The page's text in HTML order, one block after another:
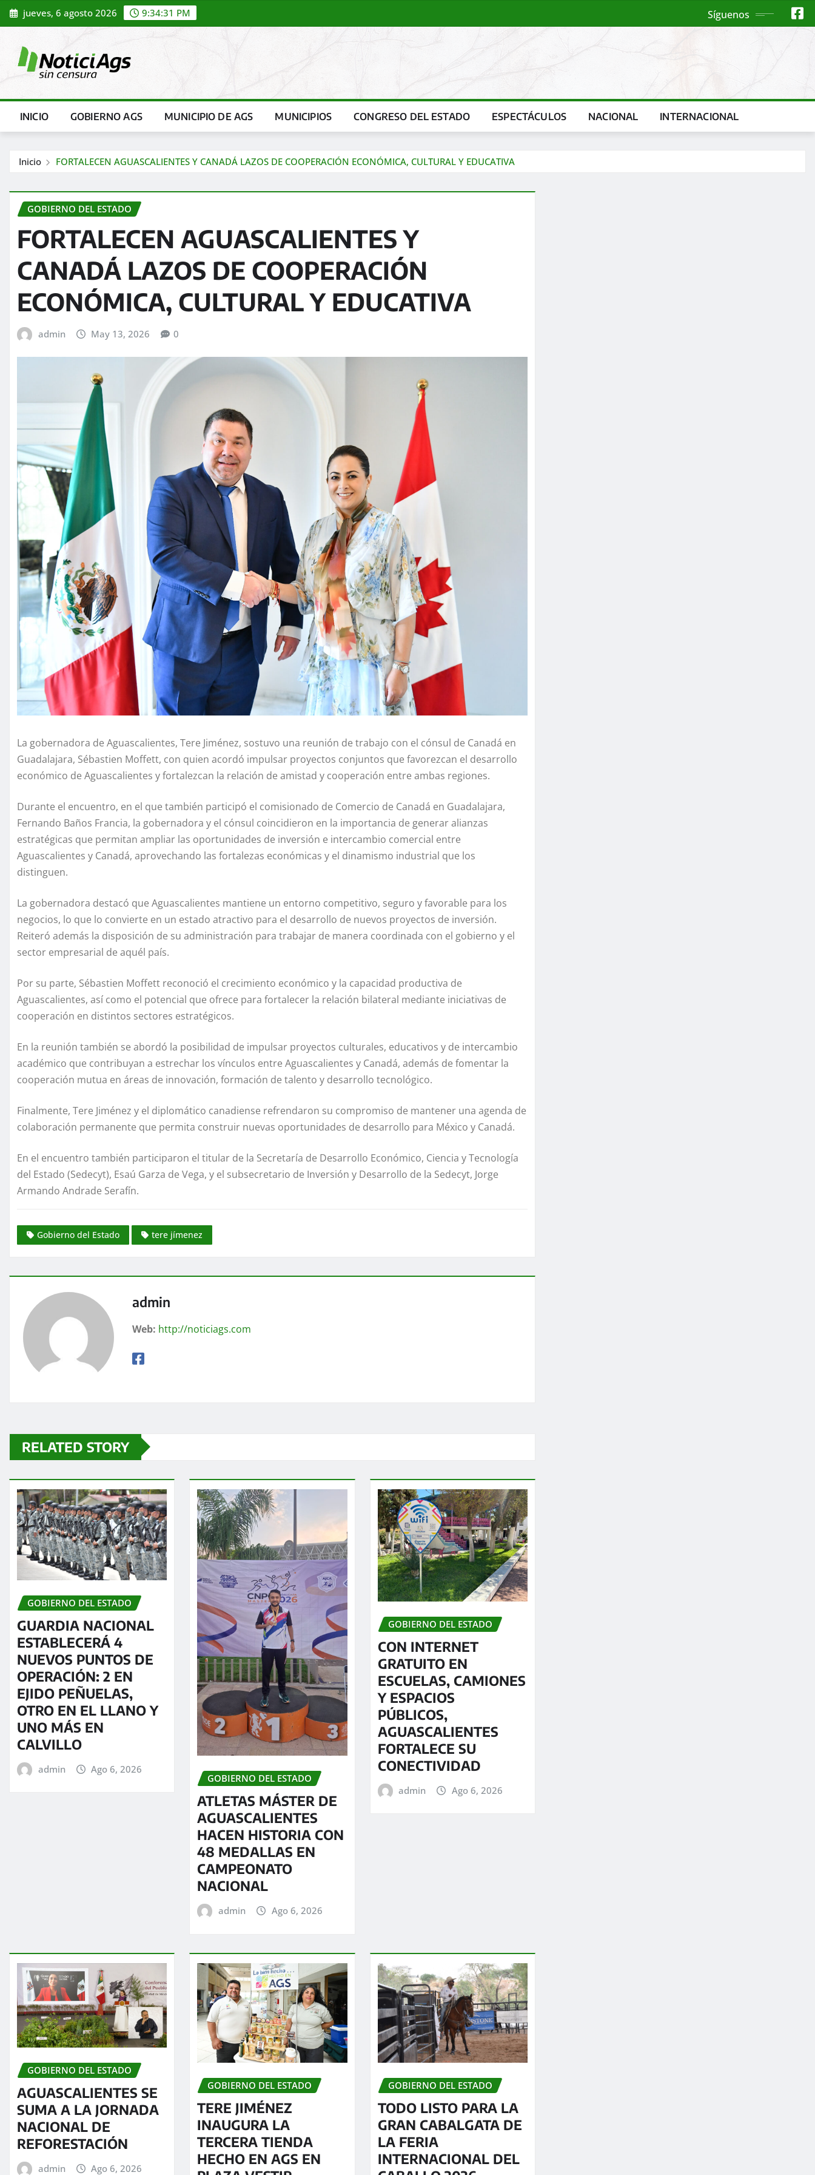
Saltar
al
jueves, 6 agosto 2026 9:34:32 PM Síguenos
INICIO GOBIERNO AGS MUNICIPIO DE AGS MUNICIPIOS CONGRESO DEL ESTADO ESPECTÁCULOS NACIONAL INTERNACIONAL
Inicio FORTALECEN AGUASCALIENTES Y CANADÁ LAZOS DE COOPERACIÓN ECONÓMICA, CULTURAL Y EDUCATIVA
GOBIERNO DEL ESTADO
FORTALECEN AGUASCALIENTES Y
CANADÁ LAZOS DE COOPERACIÓN
ECONÓMICA, CULTURAL Y EDUCATIVA
admin May 13, 2026 0
La gobernadora de Aguascalientes, Tere Jiménez, sostuvo una reunión de trabajo con el cónsul de Canadá en
Guadalajara, Sébastien Moffett, con quien acordó impulsar proyectos conjuntos que favorezcan el desarrollo
económico de Aguascalientes y fortalezcan la relación de amistad y cooperación entre ambas regiones.
Durante el encuentro, en el que también participó el comisionado de Comercio de Canadá en Guadalajara,
Fernando Baños Francia, la gobernadora y el cónsul coincidieron en la importancia de generar alianzas
estratégicas que permitan ampliar las oportunidades de inversión e intercambio comercial entre
Aguascalientes y Canadá, aprovechando las fortalezas económicas y el dinamismo industrial que los
distinguen.
La gobernadora destacó que Aguascalientes mantiene un entorno competitivo, seguro y favorable para los
negocios, lo que lo convierte en un estado atractivo para el desarrollo de nuevos proyectos de inversión.
Reiteró además la disposición de su administración para trabajar de manera coordinada con el gobierno y el
sector empresarial de aquél país.
Por su parte, Sébastien Moffett reconoció el crecimiento económico y la capacidad productiva de
Aguascalientes, así como el potencial que ofrece para fortalecer la relación bilateral mediante iniciativas de
cooperación en distintos sectores estratégicos.
En la reunión también se abordó la posibilidad de impulsar proyectos culturales, educativos y de intercambio
académico que contribuyan a estrechar los vínculos entre Aguascalientes y Canadá, además de fomentar la
cooperación mutua en áreas de innovación, formación de talento y desarrollo tecnológico.
Finalmente, Tere Jiménez y el diplomático canadiense refrendaron su compromiso de mantener una agenda de
colaboración permanente que permita construir nuevas oportunidades de desarrollo para México y Canadá.
En el encuentro también participaron el titular de la Secretaría de Desarrollo Económico, Ciencia y Tecnología
del Estado (Sedecyt), Esaú Garza de Vega, y el subsecretario de Inversión y Desarrollo de la Sedecyt, Jorge
Armando Andrade Serafín.
Gobierno del Estado tere jímenez
admin
Web: http://noticiags.com
RELATED STORY
GOBIERNO DEL ESTADO
GUARDIA NACIONAL
ESTABLECERÁ 4
NUEVOS PUNTOS DE
OPERACIÓN: 2 EN
EJIDO PEÑUELAS,
OTRO EN EL LLANO Y
UNO MÁS EN
CALVILLO
admin Ago 6, 2026
GOBIERNO DEL ESTADO
ATLETAS MÁSTER DE
AGUASCALIENTES
HACEN HISTORIA CON
48 MEDALLAS EN
CAMPEONATO
NACIONAL
admin Ago 6, 2026
GOBIERNO DEL ESTADO
CON INTERNET
GRATUITO EN
ESCUELAS, CAMIONES
Y ESPACIOS
PÚBLICOS,
AGUASCALIENTES
FORTALECE SU
CONECTIVIDAD
admin Ago 6, 2026
GOBIERNO DEL ESTADO
AGUASCALIENTES SE
SUMA A LA JORNADA
NACIONAL DE
REFORESTACIÓN
admin Ago 6, 2026
GOBIERNO DEL ESTADO
TERE JIMÉNEZ
INAUGURA LA
TERCERA TIENDA
HECHO EN AGS EN
GOBIERNO DEL ESTADO
TODO LISTO PARA LA
GRAN CABALGATA DE
LA FERIA
INTERNACIONAL DEL